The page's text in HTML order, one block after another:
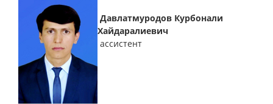
Давлатмуродов Курбонали
Хайдаралиевич
ассистент